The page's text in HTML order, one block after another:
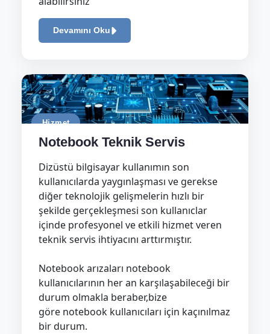
Devamını Oku
Hizmet
Notebook Teknik Servis
Dizüstü bilgisayar kullanımın son
kullanıcılarda yaygınlaşması ve gerekse
diğer teknolojik gelişmelerin hızlı bir
şekilde gerçekleşmesi son kullanıclar
içinde profesyonel ve etkili hizmet veren
teknik servis ihtiyacını arttırmıştır.
Notebook arızaları notebook
kullanıcılarının her an karşılaşabileceği bir
durum olmakla beraber,bize
göre notebook kullanıcıları için kaçınılmaz
bir durum.